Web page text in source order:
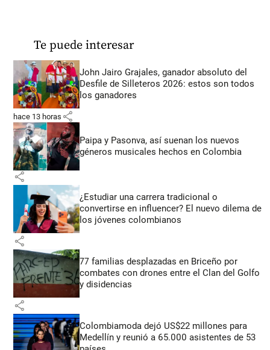
Te puede interesar
John Jairo Grajales, ganador absoluto del
Desfile de Silleteros 2026: estos son todos
los ganadores
hace 13 horas share
Paipa y Pasonva, así suenan los nuevos
géneros musicales hechos en Colombia
share
¿Estudiar una carrera tradicional o
convertirse en influencer? El nuevo dilema de
los jóvenes colombianos
share
77 familias desplazadas en Briceño por
combates con drones entre el Clan del Golfo
y disidencias
share
Colombiamoda dejó US$22 millones para
Medellín y reunió a 65.000 asistentes de 53